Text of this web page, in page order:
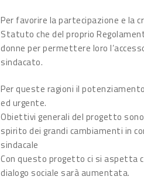
Per favorire la partecipazione e la
Statuto che del proprio
donne per permettere loro
sindacato.
Per queste ragioni il
ed urgente.
Obiettivi generali del progetto
spirito dei grandi cambiamenti in
sindacale
Con questo progetto ci si aspetta
dialogo sociale sarà aumentata.